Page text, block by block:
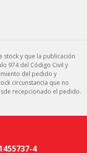
y que la publicación
974 del Código Civil y
del pedido y
circunstancia que no
recepcionado el pedido.
4